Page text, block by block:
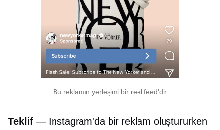
Bu reklamın yerleşimi bir reel feed'dir
Teklif— Instagram'da bir reklam oluştururken